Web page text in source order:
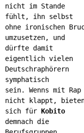
nicht im Stande
fühlt, ihn selbst
ohne ironischen
umzusetzen, und
dürfte damit
eigentlich vielen
Deutschraphörern
symphatisch
sein. Wenns mit Rap
nicht klappt,
sich für Kobito
demnach die